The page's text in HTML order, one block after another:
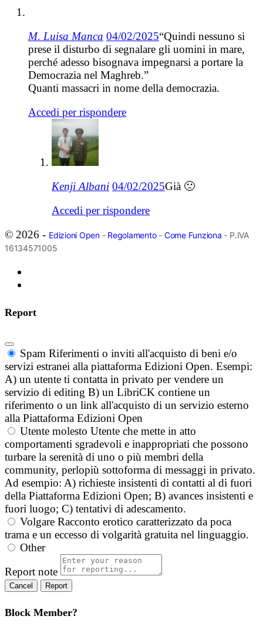
M. Luisa Manca 04/02/2025“Quindi nessuno si
prese il disturbo di segnalare gli uomini in mare,
perché adesso bisognava impegnarsi a portare la
Democrazia nel Maghreb.”
Quanti massacri in nome della democrazia.
Accedi per rispondere
Kenji Albani 04/02/2025Già 🙁
Accedi per rispondere
© 2026 - Edizioni Open- Regolamento- Come Funziona - P.IVA
16134571005
Report
Spam Riferimenti o inviti all'acquisto di beni e/o
servizi estranei alla piattaforma Edizioni Open. Esempi:
A) un utente ti contatta in privato per vendere un
servizio di editing B) un LibriCK contiene un
riferimento o un link all'acquisto di un servizio esterno
alla Piattaforma Edizioni Open
Utente molesto Utente che mette in atto
comportamenti sgradevoli e inappropriati che possono
turbare la serenità di uno o più membri della
community, perlopiù sottoforma di messaggi in privato.
Ad esempio: A) richieste insistenti di contatti al di fuori
della Piattaforma Edizioni Open; B) avances insistenti e
fuori luogo; C) tentativi di adescamento.
Volgare Racconto erotico caratterizzato da poca
trama e un eccesso di volgarità gratuita nel linguaggio.
Other
Report note
Report
Block Member?